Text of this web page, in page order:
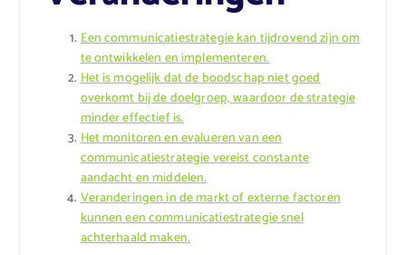
Een communicatiestrategie kan tijdrovend zijn om
te ontwikkelen en implementeren.
Het is mogelijk dat de boodschap niet goed
overkomt bij de doelgroep, waardoor de strategie
minder effectief is.
Het monitoren en evalueren van een
communicatiestrategie vereist constante
aandacht en middelen.
Veranderingen in de markt of externe factoren
kunnen een communicatiestrategie snel
achterhaald maken.